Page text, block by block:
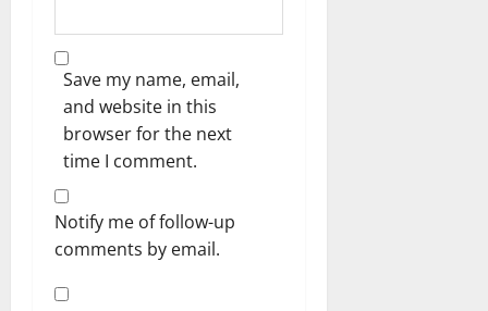
Save my name, email,
and website in this
browser for the next
time I comment.
Notify me of follow-up
comments by email.